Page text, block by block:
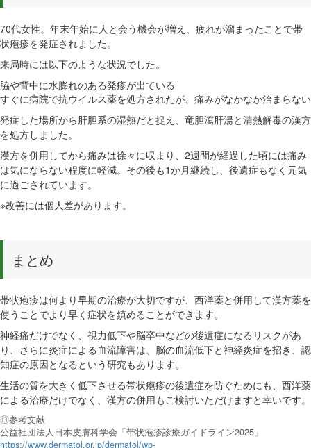
70代女性。年末年始に人と会う機会が増え、疲れが溜まったことで帯
状疱疹を発症されました。
来局時には以下のような状況でした。
脇や背中に水膨れのある発疹が出ている
すぐに病院で抗ウイルス薬を処方されたが、痛みがなかなか治まらない
発症した場所から肝胆系の湿熱だと捉え、竜胆瀉肝湯と清熱解毒の漢方
を処方しました。
漢方を併用してから痛みは徐々に収まり、2週間が経過した頃には痛み
は気にならない程度に軽減。その後も1か月継続し、後遺症もなく元気
に過ごされています。
※改善には個人差があります。
まとめ
帯状疱疹は何より早期の治療が大切ですが、西洋薬と併用して漢方薬を
使うことでより早く症状を鎮めることができます。
神経痛だけでなく、視力低下や脳卒中などの後遺症になるリスクがあ
り、さらに炎症による血流障害は、脳の血流低下と神経炎症を招き、認
知症の原因となるという研究もあります。
生活の質を大きく低下させる帯状疱疹の後遺症を防ぐためにも、西洋薬
による治療だけでなく、漢方の併用もご検討いただけますと幸いです。
◎参考文献
公益社団法人日本皮膚科学会「帯状疱疹診療ガイドライン2025」
https://www.dermatol.or.jp/dermatol/wp-